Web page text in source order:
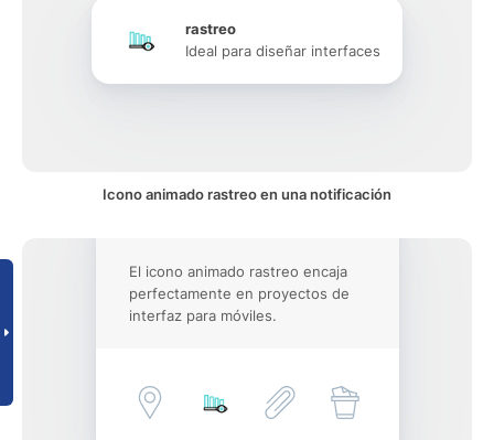
rastreo
Ideal para diseñar interfaces
Icono animado rastreo en una notificación
El icono animado rastreo encaja
perfectamente en proyectos de
interfaz para móviles.